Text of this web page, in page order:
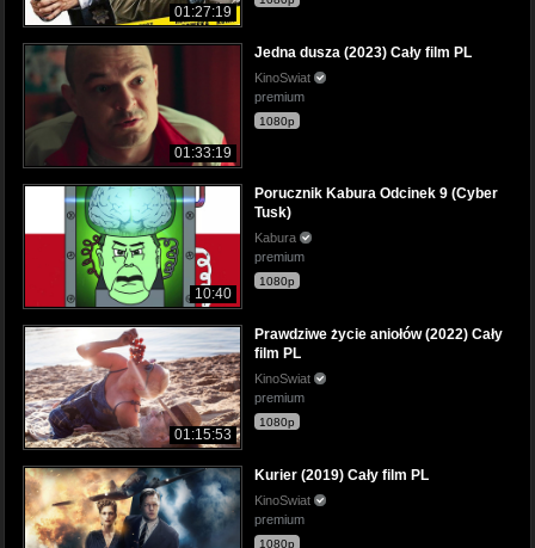
01:27:19
01:33:19
Jedna dusza (2023) Cały film PL
KinoSwiat
premium
1080p
10:40
Porucznik Kabura Odcinek 9 (Cyber
Tusk)
Kabura
premium
1080p
01:15:53
Prawdziwe życie aniołów (2022) Cały
film PL
KinoSwiat
premium
1080p
Kurier (2019) Cały film PL
KinoSwiat
premium
1080p